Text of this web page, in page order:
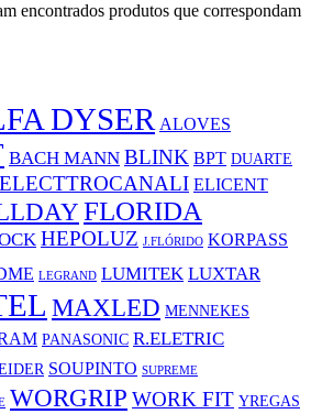
encontrados produtos que correspondam
DYSER ALOVES
BACH MANN BLINK BPT DUARTE
ELECTTROCANALI ELICENT
FLORIDA
HEPOLUZ J.FLÓRIDO KORPASS
LEGRAND LUMITEK LUXTAR
MAXLED MENNEKES
PANASONIC R.ELETRIC
SOUPINTO SUPREME
WORGRIP WORK FIT YREGAS